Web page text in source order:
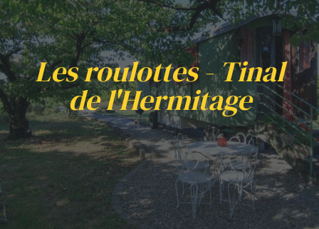
Les roulottes - Tinal
de l'Hermitage